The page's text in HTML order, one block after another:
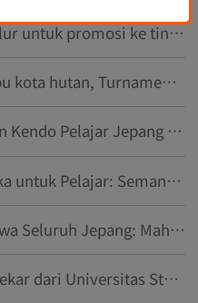
Silakan tonton “Hanshi ~ Jalur untuk promosi ke tingkat 8 ~ vol.1”
1.400 orang berkumpul di ibu kota hutan, Turnamen Kendo Mahasiswa Seluruh Jepang akan dibuka pada tanggal 14
Gambaran Umum Turnamen Kendo Pelajar Jepang ke-18
<p>Turnamen Kendo Terbuka untuk Pelajar: Semangat 'Menyeberang Pedang, Mengetahui Cinta' dalam Seperempat Abad Sejarah</p>
Turnamen Terbuka Mahasiswa Seluruh Jepang: Mahasiswa internasional membahas 'Jalan Pedang' dan pesonanya
Peluang untuk semua: Pendekar dari Universitas Studi Asing Tokyo berkumpul di turnamen terbuka mahasiswa